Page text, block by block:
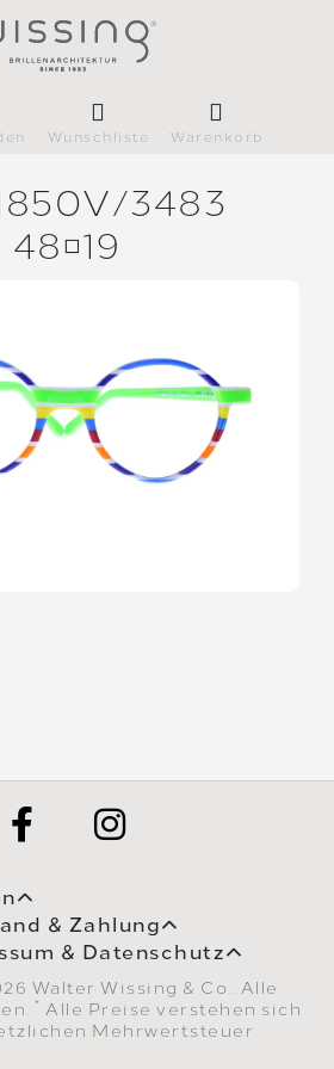
Wunschliste Warenkorb
3483
4819
& Zahlung
& Datenschutz
Walter Wissing & Co.. Alle
* Alle Preise verstehen sich
Mehrwertsteuer.